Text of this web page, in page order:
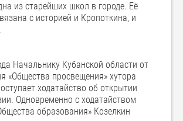
из старейших школ в городе. Её
с историей и Кропоткина, и
Начальнику Кубанской области от
«Общества просвещения» хутора
ходатайство об открытии
Одновременно с ходатайством
образования» Козелкин